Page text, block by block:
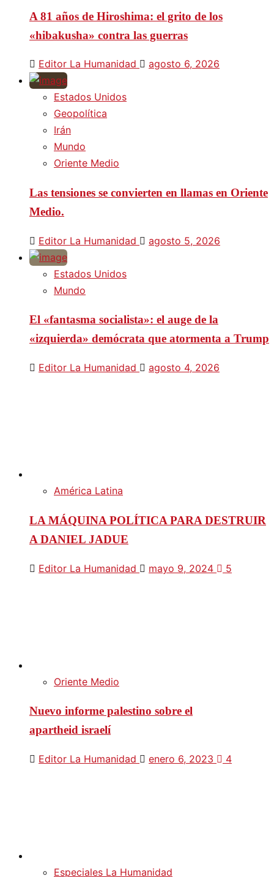
A 81 años de Hiroshima: el grito de los
«hibakusha» contra las guerras
Editor La Humanidad agosto 6, 2026
Estados Unidos
Geopolítica
Irán
Mundo
Oriente Medio
Las tensiones se convierten en llamas en Oriente
Medio.
Editor La Humanidad agosto 5, 2026
Estados Unidos
Mundo
El «fantasma socialista»: el auge de la
«izquierda» demócrata que atormenta a Trump
Editor La Humanidad agosto 4, 2026
América Latina
LA MÁQUINA POLÍTICA PARA DESTRUIR
A DANIEL JADUE
Editor La Humanidad mayo 9, 2024 5
Oriente Medio
Nuevo informe palestino sobre el
apartheid israelí
Editor La Humanidad enero 6, 2023 4
Especiales La Humanidad